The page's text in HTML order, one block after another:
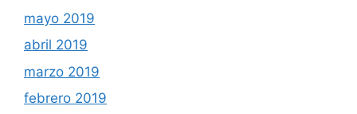
mayo 2019
abril 2019
marzo 2019
febrero 2019